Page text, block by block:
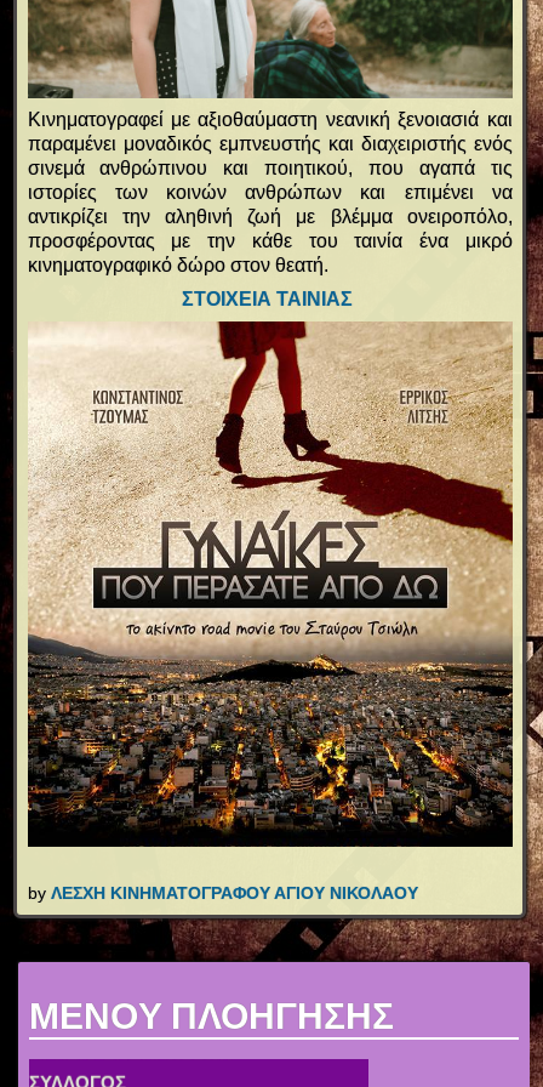
Κινηματογραφεί με αξιοθαύμαστη νεανική ξενοιασιά και
παραμένει μοναδικός εμπνευστής και διαχειριστής ενός
σινεμά ανθρώπινου και ποιητικού, που αγαπά τις
ιστορίες των κοινών ανθρώπων και επιμένει να
αντικρίζει την αληθινή ζωή με βλέμμα ονειροπόλο,
προσφέροντας με την κάθε του ταινία ένα μικρό
κινηματογραφικό δώρο στον θεατή.
ΣΤΟΙΧΕΙΑ ΤΑΙΝΙΑΣ
by ΛΕΣΧΗ ΚΙΝΗΜΑΤΟΓΡΑΦΟΥ ΑΓΙΟΥ ΝΙΚΟΛΑΟΥ
MENOY ΠΛΟΗΓΗΣΗΣ